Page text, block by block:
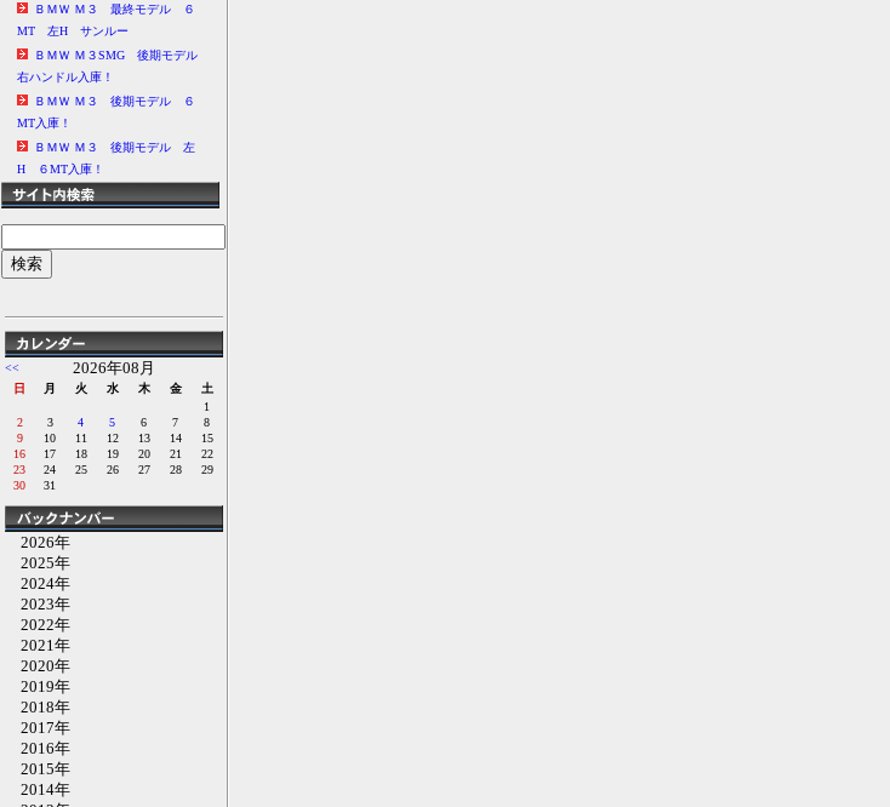
ＢＭＷ Ｍ３ 最終モデル ６
MT 左H サンルー
ＢＭＷ Ｍ３SMG 後期モデル
右ハンドル入庫！
ＢＭＷ Ｍ３ 後期モデル ６
MT入庫！
ＢＭＷ Ｍ３ 後期モデル 左
H ６MT入庫！
<< 2026年08月
日 月 火 水 木 金
土
1
2
3 4 5 6 7
8
9
10 11 12 13 14
15
16
17 18 19 20 21
22
23
24 25 26 27 28
29
30
31
2026年
2025年
2024年
2023年
2022年
2021年
2020年
2019年
2018年
2017年
2016年
2015年
2014年